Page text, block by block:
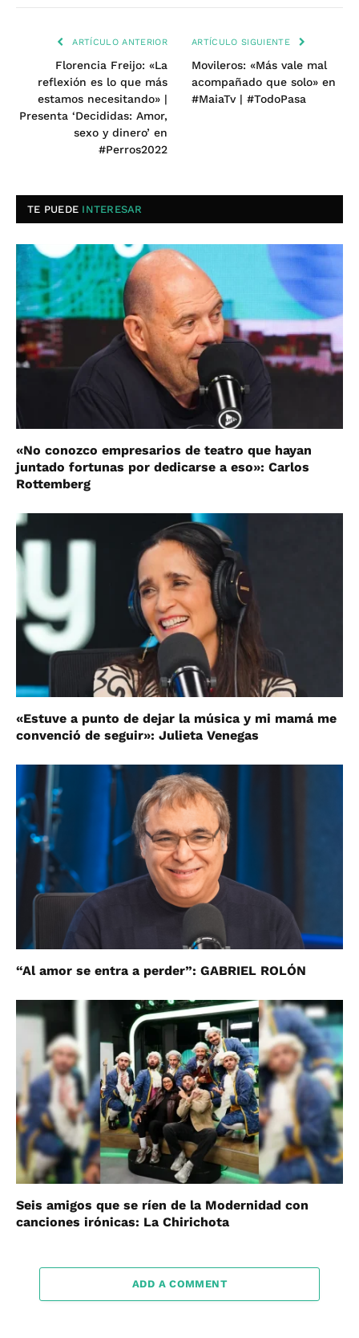
ARTÍCULO ANTERIOR
Florencia Freijo: «La
reflexión es lo que más
estamos necesitando» |
Presenta ‘Decididas: Amor,
sexo y dinero’ en
#Perros2022
ARTÍCULO SIGUIENTE
Movileros: «Más vale mal
acompañado que solo» en
#MaiaTv | #TodoPasa
TE PUEDE INTERESAR
«No conozco empresarios de teatro que hayan
juntado fortunas por dedicarse a eso»: Carlos
Rottemberg
«Estuve a punto de dejar la música y mi mamá me
convenció de seguir»: Julieta Venegas
“Al amor se entra a perder”: GABRIEL ROLÓN
Seis amigos que se ríen de la Modernidad con
canciones irónicas: La Chirichota
ADD A COMMENT